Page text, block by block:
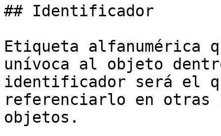
## Identificador
Etiqueta alfanumérica
unívoca al objeto
identificador será el
referenciarlo en otras
objetos.